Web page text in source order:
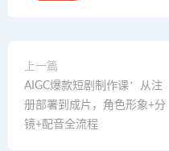
上一篇
AIGC爆款短剧制作课：从注
册部署到成片，角色形象+分
镜+配音全流程